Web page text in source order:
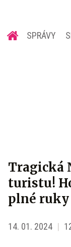
SPRÁVY
Tragická
turistu!
plné ruky
14. 01. 2024